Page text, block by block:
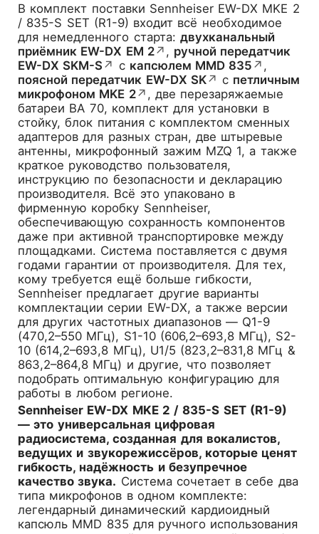
В комплект поставки Sennheiser EW-DX MKE 2
/ 835-S SET (R1-9) входит всё необходимое
для немедленного старта: двухканальный
приёмник EW-DX EM 2↗ , ручной передатчик
EW-DX SKM-S ↗ с капсюлем MMD 835 ↗ ,
поясной передатчик EW-DX SK↗ с петличным
микрофоном MKE 2↗ , две перезаряжаемые
батареи BA 70, комплект для установки в
стойку, блок питания с комплектом сменных
адаптеров для разных стран, две штыревые
антенны, микрофонный зажим MZQ 1, а также
краткое руководство пользователя,
инструкцию по безопасности и декларацию
производителя. Всё это упаковано в
фирменную коробку Sennheiser,
обеспечивающую сохранность компонентов
даже при активной транспортировке между
площадками. Система поставляется с двумя
годами гарантии от производителя. Для тех,
кому требуется ещё больше гибкости,
Sennheiser предлагает другие варианты
комплектации серии EW-DX, а также версии
для других частотных диапазонов — Q1-9
(470,2–550 МГц), S1-10 (606,2–693,8 МГц), S2-
10 (614,2–693,8 МГц), U1/5 (823,2–831,8 МГц &
863,2–864,8 МГц) и другие, что позволяет
подобрать оптимальную конфигурацию для
работы в любом регионе.
Sennheiser EW-DX MKE 2 / 835-S SET (R1-9)
— это универсальная цифровая
радиосистема, созданная для вокалистов,
ведущих и звукорежиссёров, которые ценят
гибкость, надёжность и безупречное
качество звука. Система сочетает в себе два
типа микрофонов в одном комплекте:
легендарный динамический кардиоидный
капсюль MMD 835 для ручного использования